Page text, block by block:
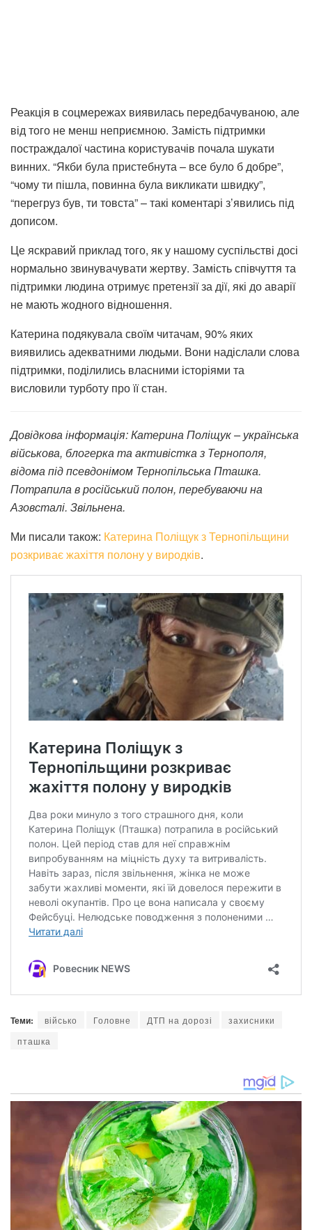
Реакція в соцмережах виявилась передбачуваною, але
від того не менш неприємною. Замість підтримки
постраждалої частина користувачів почала шукати
винних. “Якби була пристебнута – все було б добре”,
“чому ти пішла, повинна була викликати швидку”,
“перегруз був, ти товста” – такі коментарі з’явились під
дописом.
Це яскравий приклад того, як у нашому суспільстві досі
нормально звинувачувати жертву. Замість співчуття та
підтримки людина отримує претензії за дії, які до аварії
не мають жодного відношення.
Катерина подякувала своїм читачам, 90% яких
виявились адекватними людьми. Вони надіслали слова
підтримки, поділились власними історіями та
висловили турботу про її стан.
Довідкова інформація: Катерина Поліщук – українська
військова, блогерка та активістка з Тернополя,
відома під псевдонімом Тернопільська Пташка.
Потрапила в російський полон, перебуваючи на
Азовсталі. Звільнена.
Ми писали також: Катерина Поліщук з Тернопільщини
розкриває жахіття полону у виродків.
Теми: військо Головне ДТП на дорозі
захисники
пташка